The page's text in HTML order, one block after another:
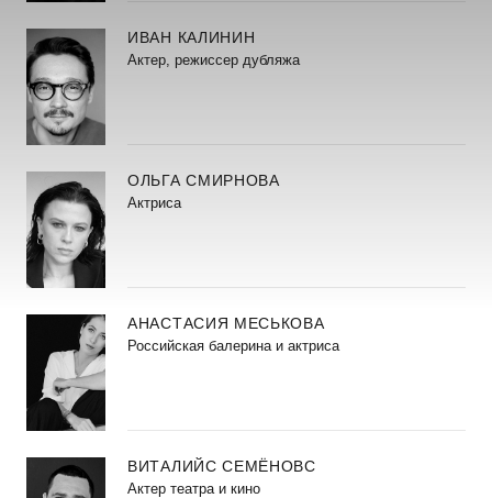
ИВАН КАЛИНИН
Актер, режиссер дубляжа
ОЛЬГА СМИРНОВА
Актриса
АНАСТАСИЯ МЕСЬКОВА
Российская балерина и актриса
ВИТАЛИЙС СЕМЁНОВС
Актер театра и кино